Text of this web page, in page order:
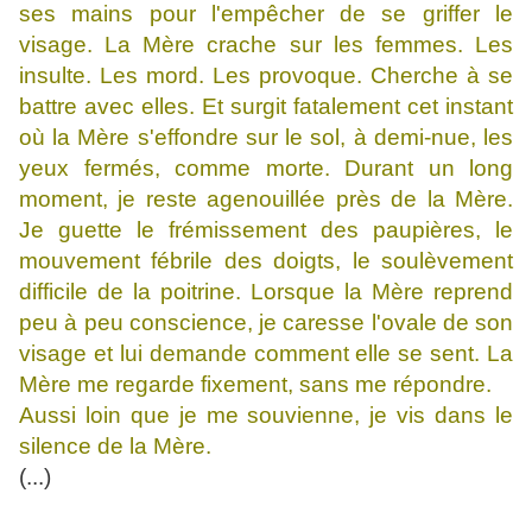
ses mains pour l'empêcher de se griffer le
visage. La Mère crache sur les femmes. Les
insulte. Les mord. Les provoque. Cherche à se
battre avec elles. Et surgit fatalement cet instant
où la Mère s'effondre sur le sol, à demi-nue, les
yeux fermés, comme morte. Durant un long
moment, je reste agenouillée près de la Mère.
Je guette le frémissement des paupières, le
mouvement fébrile des doigts, le soulèvement
difficile de la poitrine. Lorsque la Mère reprend
peu à peu conscience, je caresse l'ovale de son
visage et lui demande comment elle se sent. La
Mère me regarde fixement, sans me répondre.
Aussi loin que je me souvienne, je vis dans le
silence de la Mère.
(...)